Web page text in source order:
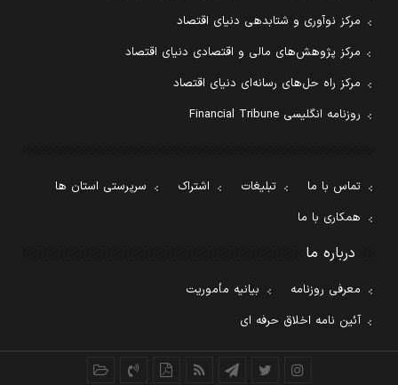
مرکز نوآوری و شتابدهی دنیای اقتصاد
مرکز پژوهش‌های مالی و اقتصادی دنیای اقتصاد
مرکز راه حل‌های رسانه‌ای دنیای اقتصاد
روزنامه انگلیسی Financial Tribune
تماس با ما تبلیغات اشتراک
سرپرستی استان ها
همکاری با ما
درباره ما
معرفی روزنامه
بیانیه مأموریت
آئین نامه اخلاق حرفه ای